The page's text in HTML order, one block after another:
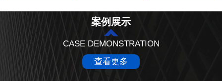
案例展示
CASE DEMONSTRATION
查看更多